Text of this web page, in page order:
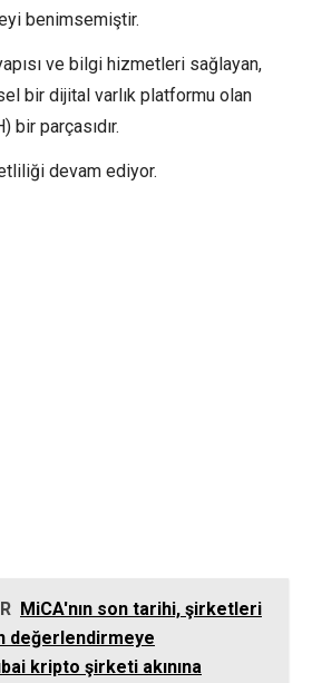
benimsemiştir.
ve bilgi hizmetleri sağlayan,
bir dijital varlık platformu olan
bir parçasıdır.
devam ediyor.
MiCA'nın son tarihi, şirketleri
değerlendirmeye
kripto şirketi akınına